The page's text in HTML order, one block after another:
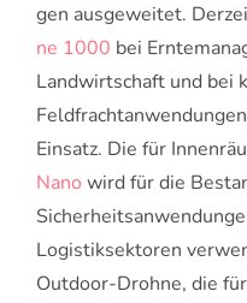
gen ausgeweitet.
ne 1000 bei
Landwirtschaft und bei
Einsatz. Die für
Nano wird für die
Logistiksektoren
Outdoor-Drohne, die